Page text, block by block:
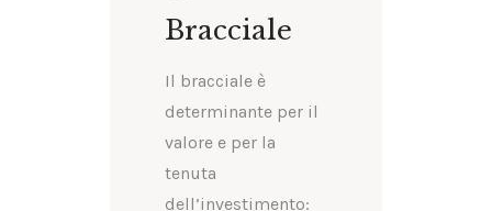
Bracciale
Il bracciale è
determinante per il
valore e per la
tenuta
dell’investimento: